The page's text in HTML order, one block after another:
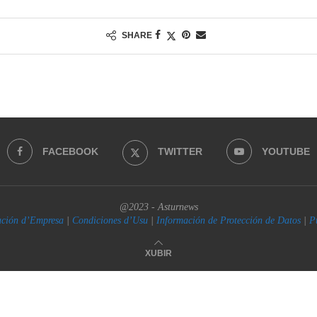
SHARE
FACEBOOK TWITTER YOUTUBE
@2023 - Asturnews
d’Empresa| Condiciones d’Usu| Información de Protección de Datos|
XUBIR